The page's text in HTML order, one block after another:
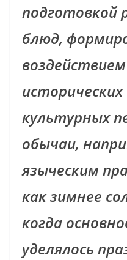
подготовкой
блюд,
культурных
обычаи,
языческим
как зимнее
когда
уделялось